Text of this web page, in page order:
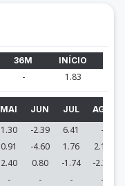
36M INÍCIO
- 1.83
MAI JUN JUL AGO
1.30 -2.39 6.41 -
0.91 -4.60 1.76 2.11
2.40 0.80 -1.74 -2.34
- - - -